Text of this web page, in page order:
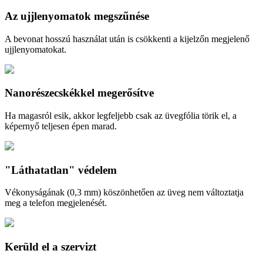
Az ujjlenyomatok megszűnése
A bevonat hosszú használat után is csökkenti a kijelzőn megjelenő
ujjlenyomatokat.
Nanorészecskékkel megerősítve
Ha magasról esik, akkor legfeljebb csak az üvegfólia törik el, a
képernyő teljesen épen marad.
"Láthatatlan" védelem
Vékonyságának (0,3 mm) köszönhetően az üveg nem változtatja
meg a telefon megjelenését.
Kerüld el a szervizt